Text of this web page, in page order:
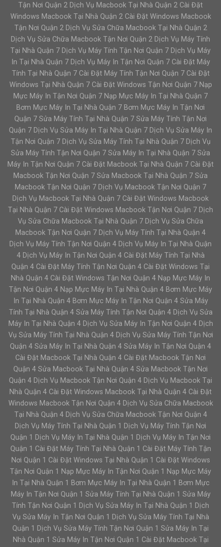
Tận Nơi Quận 2 Dịch Vụ Macbook Tại Nhà Quận 2 Cài Đặt
Windows Macbook Tại Nhà Quận 2 Cài Đặt Windows Macbook
Tận Nơi Quận 2 Dịch Vụ Sửa Chữa Macbook Tại Nhà Quận 2
Dịch Vụ Sửa Chữa Macbook Tận Nơi Quận 2 Dịch Vụ Máy Tính
Tại Nhà Quận 7 Dịch Vụ Máy Tính Tận Nơi Quận 7 Dịch Vụ Máy
In Tại Nhà Quận 7 Dịch Vụ Máy In Tận Nơi Quận 7 Cài Đặt Máy
Tính Tại Nhà Quận 7 Cài Đặt Máy Tính Tận Nơi Quận 7 Cài Đặt
Windows Tại Nhà Quận 7 Cài Đặt Windows Tận Nơi Quận 7 Nạp
Mực Máy In Tận Nơi Quận 7 Nạp Mực Máy In Tại Nhà Quận 7
Bơm Mực Máy In Tại Nhà Quận 7 Bơm Mực Máy In Tận Nơi
Quận 7 Sửa Máy Tính Tại Nhà Quận 7 Sửa Máy Tính Tận Nơi
Quận 7 Dịch Vụ Sửa Máy In Tại Nhà Quận 7 Dịch Vụ Sửa Máy In
Tận Nơi Quận 7 Dịch Vụ Sửa Máy Tính Tại Nhà Quận 7 Dịch Vụ
Sửa Máy Tính Tận Nơi Quận 7 Sửa Máy In Tại Nhà Quận 7 Sửa
Máy In Tận Nơi Quận 7 Cài Đặt Macbook Tại Nhà Quận 7 Cài Đặt
Macbook Tận Nơi Quận 7 Sửa Macbook Tại Nhà Quận 7 Sửa
Macbook Tận Nơi Quận 7 Dịch Vụ Macbook Tận Nơi Quận 7
Dịch Vụ Macbook Tại Nhà Quận 7 Cài Đặt Windows Macbook
Tại Nhà Quận 7 Cài Đặt Windows Macbook Tận Nơi Quận 7 Dịch
Vụ Sửa Chữa Macbook Tại Nhà Quận 7 Dịch Vụ Sửa Chữa
Macbook Tận Nơi Quận 7 Dịch Vụ Máy Tính Tại Nhà Quận 4
Dịch Vụ Máy Tính Tận Nơi Quận 4 Dịch Vụ Máy In Tại Nhà Quận
4 Dịch Vụ Máy In Tận Nơi Quận 4 Cài Đặt Máy Tính Tại Nhà
Quận 4 Cài Đặt Máy Tính Tận Nơi Quận 4 Cài Đặt Windows Tại
Nhà Quận 4 Cài Đặt Windows Tận Nơi Quận 4 Nạp Mực Máy In
Tận Nơi Quận 4 Nạp Mực Máy In Tại Nhà Quận 4 Bơm Mực Máy
In Tại Nhà Quận 4 Bơm Mực Máy In Tận Nơi Quận 4 Sửa Máy
Tính Tại Nhà Quận 4 Sửa Máy Tính Tận Nơi Quận 4 Dịch Vụ Sửa
Máy In Tại Nhà Quận 4 Dịch Vụ Sửa Máy In Tận Nơi Quận 4 Dịch
Vụ Sửa Máy Tính Tại Nhà Quận 4 Dịch Vụ Sửa Máy Tính Tận Nơi
Quận 4 Sửa Máy In Tại Nhà Quận 4 Sửa Máy In Tận Nơi Quận 4
Cài Đặt Macbook Tại Nhà Quận 4 Cài Đặt Macbook Tận Nơi
Quận 4 Sửa Macbook Tại Nhà Quận 4 Sửa Macbook Tận Nơi
Quận 4 Dịch Vụ Macbook Tận Nơi Quận 4 Dịch Vụ Macbook Tại
Nhà Quận 4 Cài Đặt Windows Macbook Tại Nhà Quận 4 Cài Đặt
Windows Macbook Tận Nơi Quận 4 Dịch Vụ Sửa Chữa Macbook
Tại Nhà Quận 4 Dịch Vụ Sửa Chữa Macbook Tận Nơi Quận 4
Dịch Vụ Máy Tính Tại Nhà Quận 1 Dịch Vụ Máy Tính Tận Nơi
Quận 1 Dịch Vụ Máy In Tại Nhà Quận 1 Dịch Vụ Máy In Tận Nơi
Quận 1 Cài Đặt Máy Tính Tại Nhà Quận 1 Cài Đặt Máy Tính Tận
Nơi Quận 1 Cài Đặt Windows Tại Nhà Quận 1 Cài Đặt Windows
Tận Nơi Quận 1 Nạp Mực Máy In Tận Nơi Quận 1 Nạp Mực Máy
In Tại Nhà Quận 1 Bơm Mực Máy In Tại Nhà Quận 1 Bơm Mực
Máy In Tận Nơi Quận 1 Sửa Máy Tính Tại Nhà Quận 1 Sửa Máy
Tính Tận Nơi Quận 1 Dịch Vụ Sửa Máy In Tại Nhà Quận 1 Dịch
Vụ Sửa Máy In Tận Nơi Quận 1 Dịch Vụ Sửa Máy Tính Tại Nhà
Quận 1 Dịch Vụ Sửa Máy Tính Tận Nơi Quận 1 Sửa Máy In Tại
Nhà Quận 1 Sửa Máy In Tận Nơi Quận 1 Cài Đặt Macbook Tại